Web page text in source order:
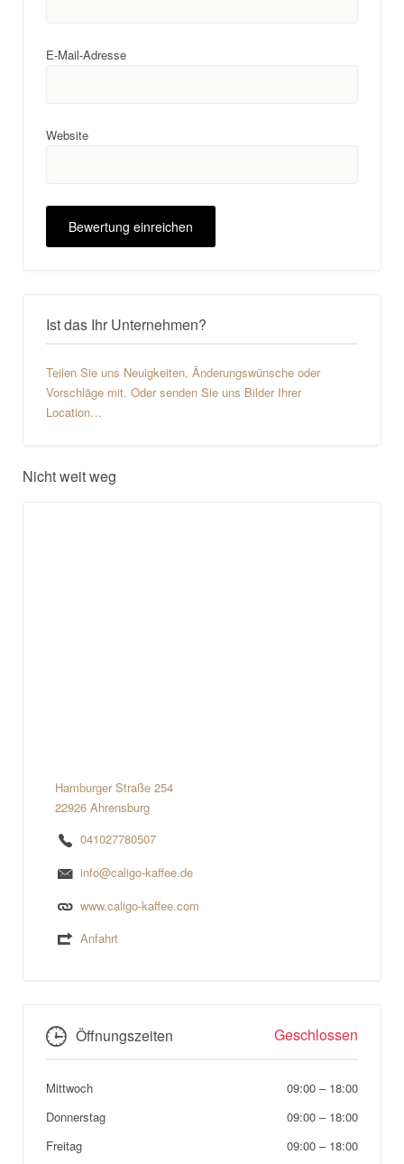
E-Mail-Adresse
Website
Ist das Ihr Unternehmen?
Teilen Sie uns Neuigkeiten, Änderungswünsche oder
Vorschläge mit. Oder senden Sie uns Bilder Ihrer
Location…
Nicht weit weg
Hamburger Straße 254
22926 Ahrensburg
041027780507
info@caligo-kaffee.de
www.caligo-kaffee.com
Anfahrt
Öffnungszeiten Geschlossen
Mittwoch 09:00 – 18:00
Donnerstag
09:00 – 18:00
Freitag
09:00 – 18:00